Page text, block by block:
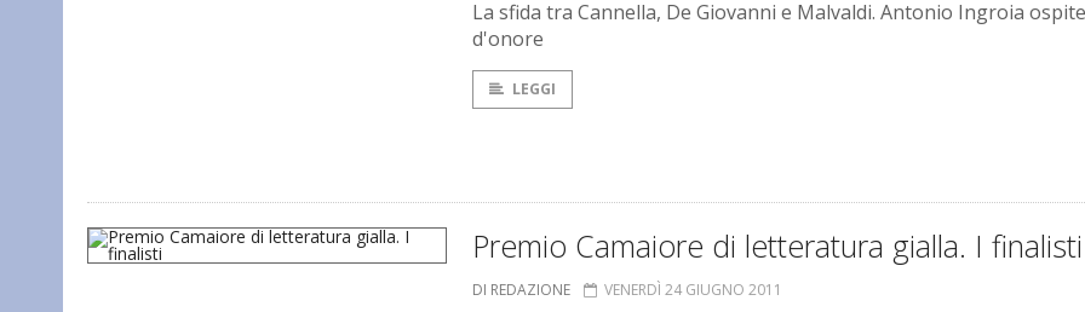
La sfida tra Cannella, De Giovanni e Malvaldi. Antonio Ingroia ospite
d'onore
LEGGI
Premio Camaiore di letteratura gialla. I finalisti
DI REDAZIONE VENERDÌ 24 GIUGNO 2011